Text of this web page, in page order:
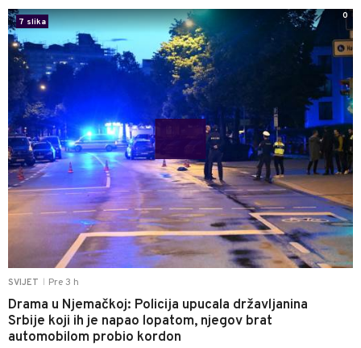
SVIJET Pre 3 h
Drama u Njemačkoj: Policija upucala državljanina
Srbije koji ih je napao lopatom, njegov brat
automobilom probio kordon
7 slika
0